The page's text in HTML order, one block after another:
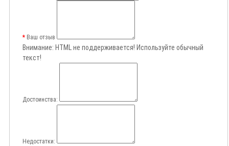
Ваш отзыв
Внимание: HTML не поддерживается! Используйте обычный
текст!
Достоинства:
Недостатки: